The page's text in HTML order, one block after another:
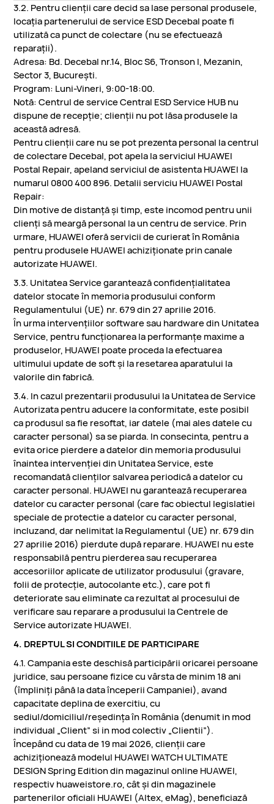
3.2. Pentru clienții care decid sa lase personal produsele,
locația partenerului de service ESD Decebal poate fi
utilizată ca punct de colectare (nu se efectuează
reparații).
Adresa: Bd. Decebal nr.14, Bloc S6, Tronson I, Mezanin,
Sector 3, București.
Program: Luni-Vineri, 9:00-18:00.
Notă: Centrul de service Central ESD Service HUB nu
dispune de recepție; clienții nu pot lăsa produsele la
această adresă.
Pentru clienții care nu se pot prezenta personal la centrul
de colectare Decebal, pot apela la serviciul HUAWEI
Postal Repair, apeland serviciul de asistenta HUAWEI la
numarul 0800 400 896. Detalii serviciu HUAWEI Postal
Repair:
Din motive de distanță și timp, este incomod pentru unii
clienți să meargă personal la un centru de service. Prin
urmare, HUAWEI oferă servicii de curierat în România
pentru produsele HUAWEI achiziționate prin canale
autorizate HUAWEI.
3.3. Unitatea Service garantează confidențialitatea
datelor stocate în memoria produsului conform
Regulamentului (UE) nr. 679 din 27 aprilie 2016.
În urma intervențiilor software sau hardware din Unitatea
Service, pentru funcționarea la performanțe maxime a
produselor, HUAWEI poate proceda la efectuarea
ultimului update de soft și la resetarea aparatului la
valorile din fabrică.
3.4. In cazul prezentarii produsului la Unitatea de Service
Autorizata pentru aducere la conformitate, este posibil
ca produsul sa fie resoftat, iar datele (mai ales datele cu
caracter personal) sa se piarda. In consecinta, pentru a
evita orice pierdere a datelor din memoria produsului
înaintea intervenției din Unitatea Service, este
recomandată clienților salvarea periodică a datelor cu
caracter personal. HUAWEI nu garantează recuperarea
datelor cu caracter personal (care fac obiectul legislatiei
speciale de protectie a datelor cu caracter personal,
incluzand, dar nelimitat la Regulamentul (UE) nr. 679 din
27 aprilie 2016) pierdute după reparare. HUAWEI nu este
responsabilă pentru pierderea sau recuperarea
accesoriilor aplicate de utilizator produsului (gravare,
folii de protecție, autocolante etc.), care pot fi
deteriorate sau eliminate ca rezultat al procesului de
verificare sau reparare a produsului la Centrele de
Service autorizate HUAWEI.
4. DREPTUL SI CONDITIILE DE PARTICIPARE
4.1. Campania este deschisă participării oricarei persoane
juridice, sau persoane fizice cu vârsta de minim 18 ani
(împliniţi până la data începerii Campaniei), avand
capacitate deplina de exercitiu, cu
sediul/domiciliul/reşedinţa în România (denumit in mod
individual „Client” si in mod colectiv „Clientii”).
Începând cu data de 19 mai 2026, clienții care
achiziționează modelul HUAWEI WATCH ULTIMATE
DESIGN Spring Edition din magazinul online HUAWEI,
respectiv huaweistore.ro, cât și din magazinele
partenerilor oficiali HUAWEI (Altex, eMag), beneficiază